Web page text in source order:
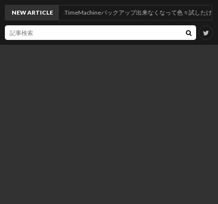
NEW ARTICLE
NASへTimeMachineバックアップ出来なくなって色々試したけど神記事のおか